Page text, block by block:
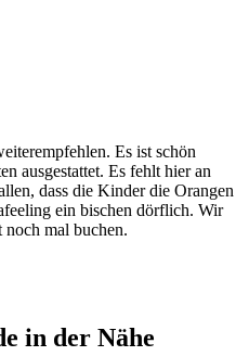
Es ist schön
ausgestattet. Es fehlt hier an
dass die Kinder die Orangen
ein bischen dörflich. Wir
noch mal buchen.
in der Nähe